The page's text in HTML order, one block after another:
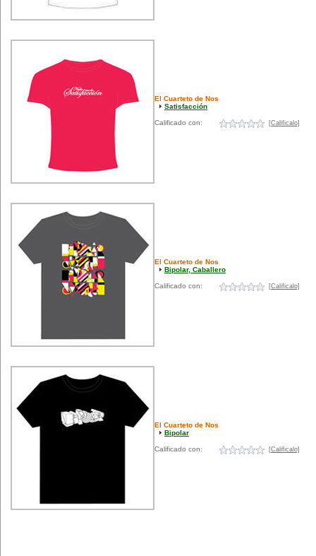
El Cuarteto de Nos
Satisfacción
Calificado con: [Calificalo]
El Cuarteto de Nos
Bipolar, Caballero
Calificado con: [Calificalo]
El Cuarteto de Nos
Bipolar
Calificado con: [Calificalo]